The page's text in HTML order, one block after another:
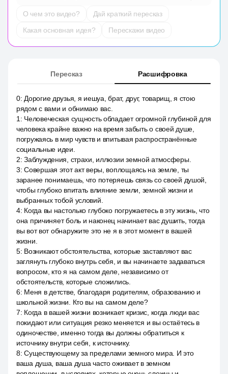
О чем это видео?
Дай краткий пересказ
Какая основная идея?
Перескажи видео
Пересказ Расшифровка
0: Дорогие друзья, я иешуа, брат, друг, товарищ, я стою
рядом с вами и обнимаю вас.
1 : Человеческая сущность обладает огромной глубиной для
человека крайне важно на время забыть о своей душе,
погружаясь в мир чувств и впитывая распространённые
социальные идеи.
2:Заблуждения, страхи, иллюзии земной атмосферы.
3:Совершая этот акт веры, воплощаясь на земле, ты
заранее понимаешь, что потеряешь связь со своей душой,
чтобы глубоко впитать влияние земли, земной жизни и
выбранных тобой условий.
4: Когда вы настолько глубоко погружаетесь в эту жизнь, что
она причиняет боль и наконец начинает вас душить, тогда
вы вот вот обнаружите это не я в этот момент в вашей
жизни.
5: Возникают обстоятельства, которые заставляют вас
заглянуть глубоко внутрь себя, и вы начинаете задаваться
вопросом, кто я на самом деле, независимо от
обстоятельств, которые сложились.
6: Меня в детстве, благодаря родителям, образованию и
школьной жизни. Кто вы на самом деле?
7: Когда в вашей жизни возникает кризис, когда люди вас
покидают или ситуация резко меняется и вы остаётесь в
одиночестве, именно тогда вы должны обратиться к
источнику внутри себя, к источнику.
8:Существующему за пределами земного мира. И это
ваша душа, ваша душа часто оживает в земном